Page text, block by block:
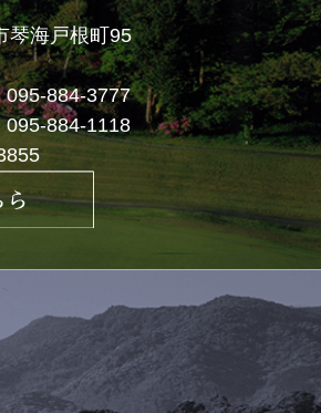
海戸根町95
095-884-3777
095-884-1118